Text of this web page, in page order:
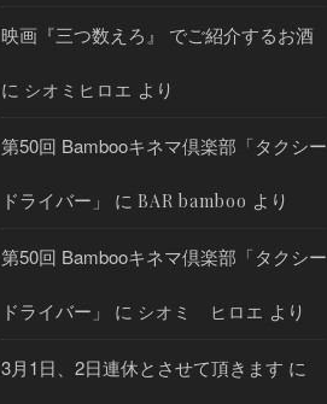
映画『三つ数えろ』 でご紹介するお酒
に シオミヒロエ より
第50回 Bambooキネマ倶楽部「タクシー
ドライバー」 に BAR bamboo より
第50回 Bambooキネマ倶楽部「タクシー
ドライバー」 に シオミ ヒロエ より
3月1日、2日連休とさせて頂きます に